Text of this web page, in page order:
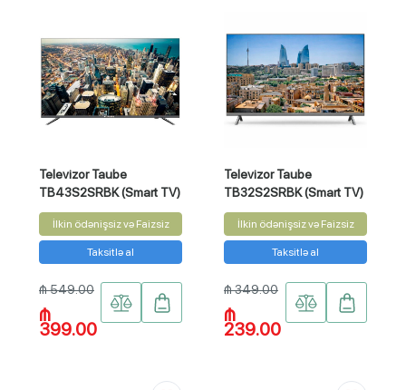
Televizor Taube
TB43S2SRBK (Smart TV)
İlkin ödənişsiz və Faizsiz
Taksitlə al
₼ 549.00
₼
399.00
Televizor Taube
TB32S2SRBK (Smart TV)
İlkin ödənişsiz və Faizsiz
Taksitlə al
₼ 349.00
₼
239.00